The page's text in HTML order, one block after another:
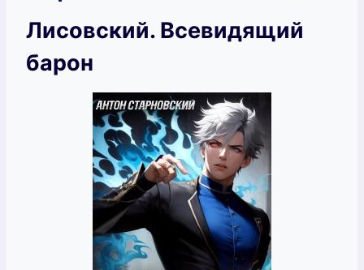
Лисовский. Всевидящий
барон